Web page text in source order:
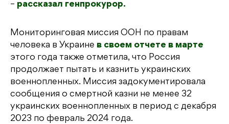
– рассказал генпрокурор.
Мониторинговая миссия ООН по правам
человека в Украине в своем отчете в марте
этого года также отметила, что Россия
продолжает пытать и казнить украинских
военнопленных. Миссия задокументировала
сообщения о смертной казни не менее 32
украинских военнопленных в период с декабря
2023 по февраль 2024 года.